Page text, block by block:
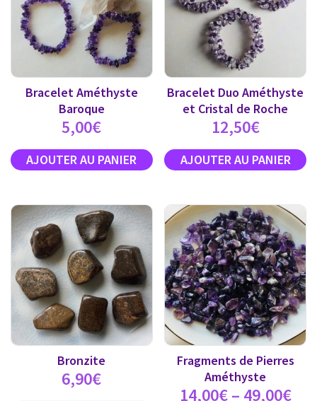
Bracelet Améthyste
Baroque
5,00€
Bracelet Duo Améthyste
et Cristal de Roche
12,50€
Bronzite
6,90€
Fragments de Pierres
Améthyste
14,00€ – 49,00€